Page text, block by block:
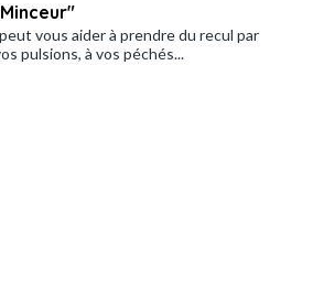
vous aider à prendre du recul par
pulsions, à vos péchés...